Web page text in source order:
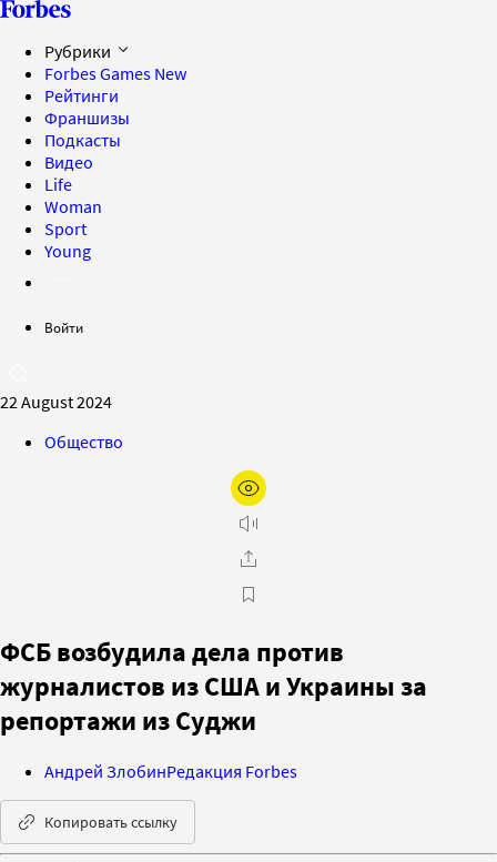
Рубрики
Forbes Games New
Рейтинги
Франшизы
Подкасты
Видео
Life
Woman
Sport
Young
Войти
22 August 2024
Общество
ФСБ возбудила дела против
журналистов из США и Украины за
репортажи из Суджи
Андрей ЗлобинРедакция Forbes
Копировать ссылку